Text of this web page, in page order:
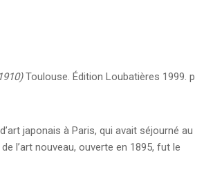
Toulouse. Édition Loubatières 1999. p
japonais à Paris, qui avait séjourné au
l’art nouveau, ouverte en 1895, fut le